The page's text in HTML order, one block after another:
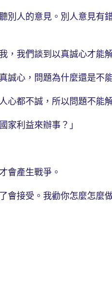
別人的意見。別人意見有
，我們談到以真誠心才能
誠心，問題為什麼還是不能
心都不誠，所以問題不能解
家利益來辦事？」
會產生戰爭。
會接受。我勸你怎麼怎麼